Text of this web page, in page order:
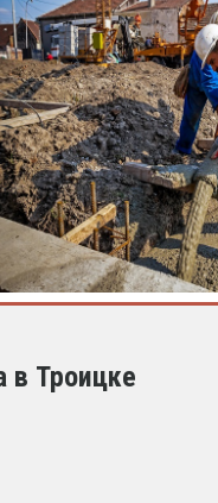
в Троицке